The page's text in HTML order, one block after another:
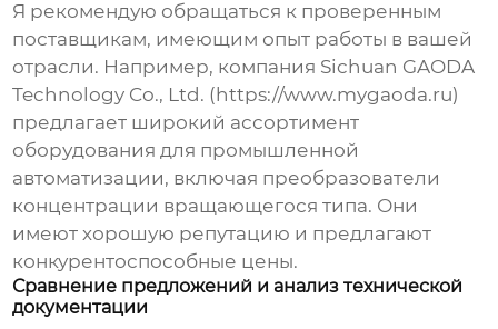
Я рекомендую обращаться к проверенным
поставщикам, имеющим опыт работы в вашей
отрасли. Например, компания Sichuan GAODA
Technology Co., Ltd. (https://www.mygaoda.ru)
предлагает широкий ассортимент
оборудования для промышленной
автоматизации, включая преобразователи
концентрации вращающегося типа. Они
имеют хорошую репутацию и предлагают
конкурентоспособные цены.
Сравнение предложений и анализ технической
документации